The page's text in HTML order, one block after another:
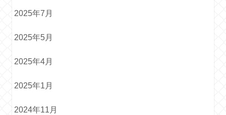
2025年7月
2025年5月
2025年4月
2025年1月
2024年11月